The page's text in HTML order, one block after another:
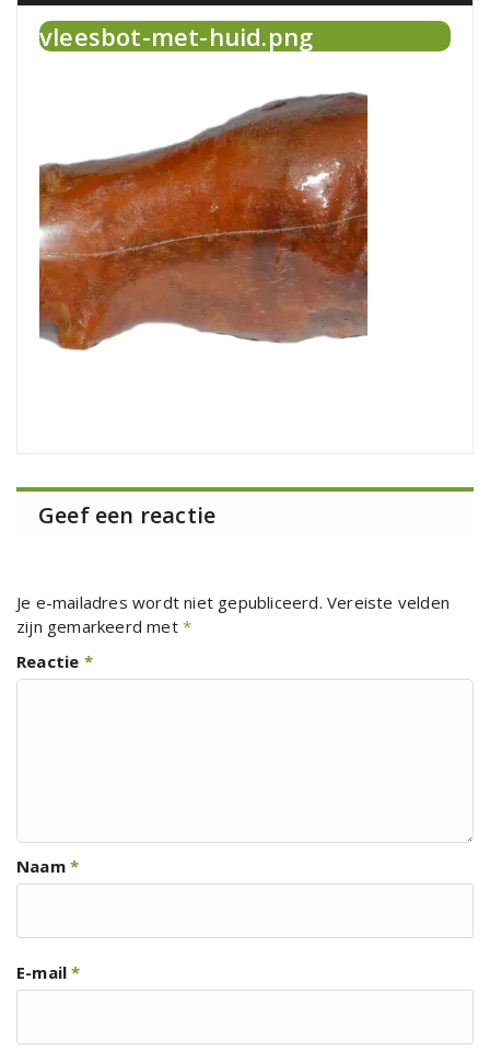
vleesbot-met-huid.png
Geef een reactie
Je e-mailadres wordt niet gepubliceerd. Vereiste velden
zijn gemarkeerd met *
Reactie *
Naam *
E-mail*